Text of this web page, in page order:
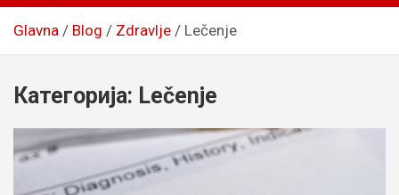
Glavna Blog Zdravlje Lečenje
Категорија: Lečenje